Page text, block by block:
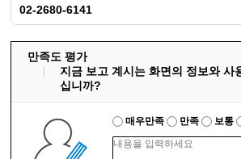
02-2680-6141
만족도 평가
지금 보고 계시는 화면의 정보와 사
십니까?
매우만족 만족 보통